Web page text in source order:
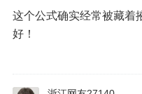
这个公式确实经常被藏着
好！